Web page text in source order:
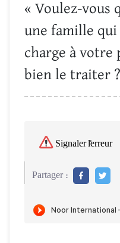
« Voulez-vous
une famille
charge à votre
bien le traiter
Signaler l'erreur
Partager :